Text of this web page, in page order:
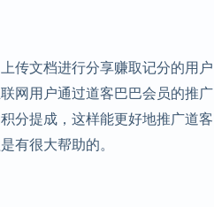
传文档进行分享赚取记分的用户
网用户通过道客巴巴会员的推广
分提成，这样能更好地推广道客
有很大帮助的。